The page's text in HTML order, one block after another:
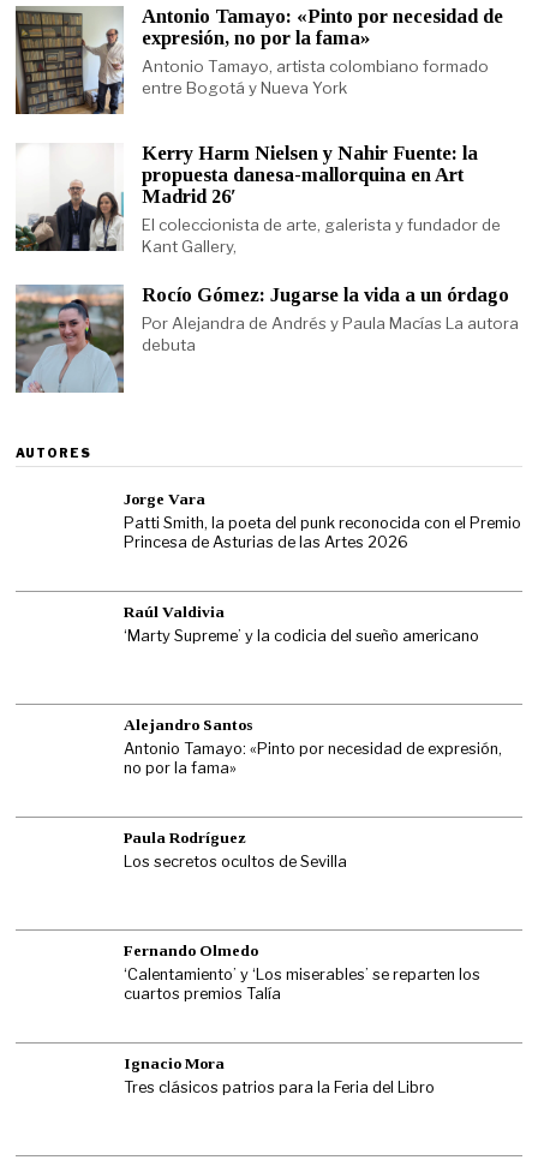
Antonio Tamayo: «Pinto por necesidad de
expresión, no por la fama»
Antonio Tamayo, artista colombiano formado
entre Bogotá y Nueva York
Kerry Harm Nielsen y Nahir Fuente: la
propuesta danesa-mallorquina en Art
Madrid 26′
El coleccionista de arte, galerista y fundador de
Kant Gallery,
Rocío Gómez: Jugarse la vida a un órdago
Por Alejandra de Andrés y Paula Macías La autora
debuta
AUTORES
Jorge Vara
Patti Smith, la poeta del punk reconocida con el Premio
Princesa de Asturias de las Artes 2026
Raúl Valdivia
‘Marty Supreme’ y la codicia del sueño americano
Alejandro Santos
Antonio Tamayo: «Pinto por necesidad de expresión,
no por la fama»
Paula Rodríguez
Los secretos ocultos de Sevilla
Fernando Olmedo
‘Calentamiento’ y ‘Los miserables’ se reparten los
cuartos premios Talía
Ignacio Mora
Tres clásicos patrios para la Feria del Libro